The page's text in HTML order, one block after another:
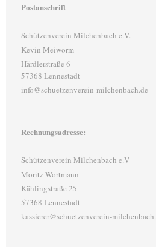
Postanschrift
Schützenverein Milchenbach e.V.
Kevin Meiworm
Härdlerstraße 6
57368 Lennestadt
info@schuetzenverein-milchenbach.de
Rechnungsadresse:
Schützenverein Milchenbach e.V
Moritz Wortmann
Kählingstraße 25
57368 Lennestadt
kassierer@schuetzenverein-